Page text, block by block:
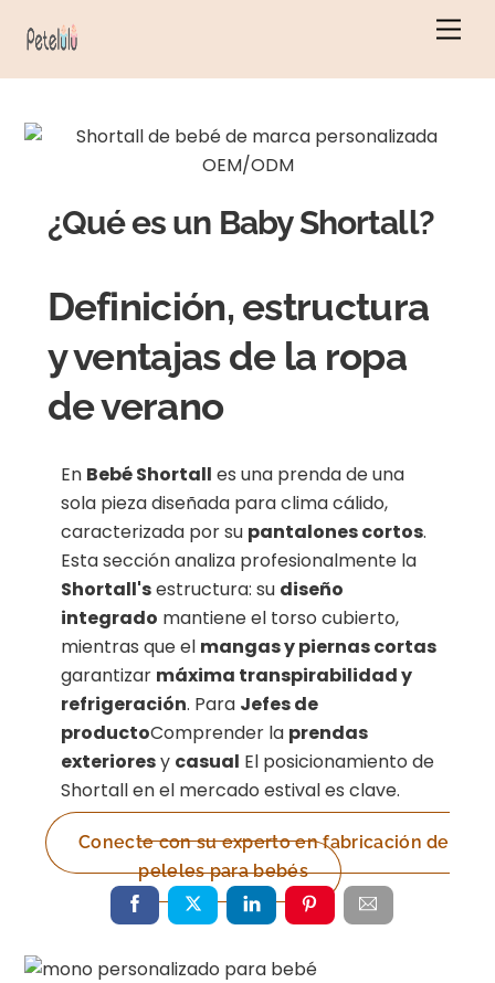
¿Qué es un Baby Shortall?
Definición, estructura
y ventajas de la ropa
de verano
En Bebé Shortall es una prenda de una
sola pieza diseñada para clima cálido,
caracterizada por su pantalones cortos.
Esta sección analiza profesionalmente la
Shortall'sestructura: su diseño
integrado mantiene el torso cubierto,
mientras que el mangas y piernas cortas
garantizar máxima transpirabilidad y
refrigeración. Para Jefes de
productoComprender la prendas
exterioresy casual El posicionamiento de
Shortall en el mercado estival es clave.
Conecte con su experto en fabricación de
peleles para bebés